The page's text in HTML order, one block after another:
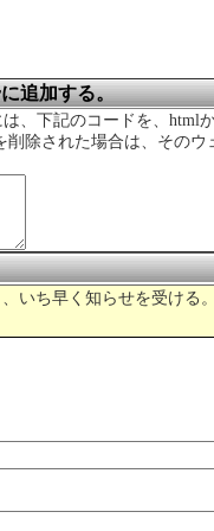
追加する。
、下記のコードを、html
除された場合は、そのウ
いち早く知らせを受ける。